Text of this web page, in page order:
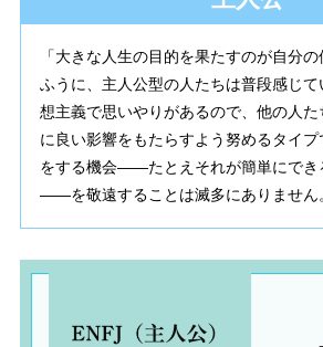
「大きな人生の目的を果たすのが自分
ふうに、主人公型の人たちは普段感じ
想主義で思いやりがあるので、他の人
に良い影響をもたらすよう努めるタイプ
をする機会——たとえそれが簡単にでき
——を敬遠することは滅多にありません